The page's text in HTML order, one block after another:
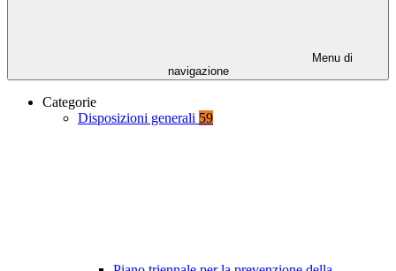
Menu di
navigazione
Categorie
Disposizioni generali 59